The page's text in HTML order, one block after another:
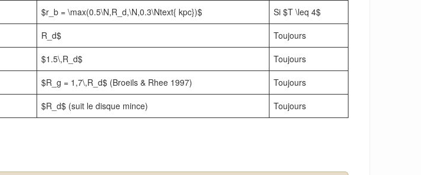
$r_b = \max(0.5\N,R_d,\N,0.3\Ntext{ kpc})$
Si $T \leq 4$
R_d$
Toujours
$1.5\,R_d$
Toujours
$R_g = 1,7\,R_d$ (Broeils & Rhee 1997)
Toujours
$R_d$ (suit le disque mince) Toujours